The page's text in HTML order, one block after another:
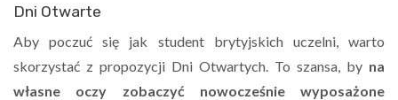
Dni Otwarte
Aby poczuć się jak student brytyjskich uczelni, warto
skorzystać z propozycji Dni Otwartych. To szansa, by na
własne oczy zobaczyć nowocześnie wyposażone